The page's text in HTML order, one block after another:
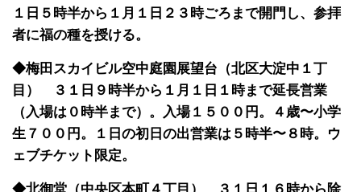
１日５時半から１月１日２３時ごろまで開門し、参拝
者に福の種を授ける。
◆梅田スカイビル空中庭園展望台（北区大淀中１丁
目） ３１日９時半から１月１日１時まで延長営業
（入場は０時半まで）。入場１５００円。４歳〜小学
生７００円。１日の初日の出営業は５時半〜８時。ウ
ェブチケット限定。